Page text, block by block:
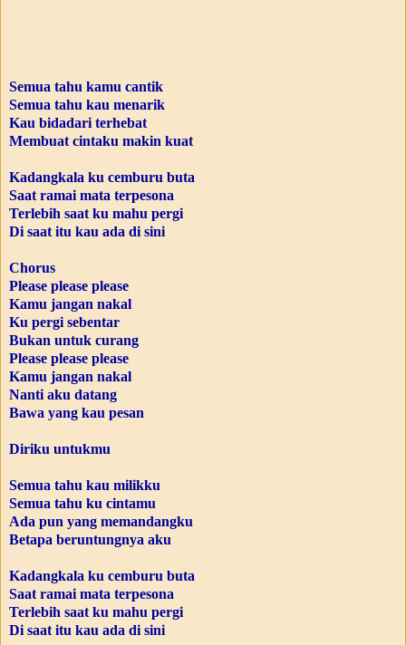
Semua tahu kamu cantik
Semua tahu kau menarik
Kau bidadari terhebat
Membuat cintaku makin kuat
Kadangkala ku cemburu buta
Saat ramai mata terpesona
Terlebih saat ku mahu pergi
Di saat itu kau ada di sini
Chorus
Please please please
Kamu jangan nakal
Ku pergi sebentar
Bukan untuk curang
Please please please
Kamu jangan nakal
Nanti aku datang
Bawa yang kau pesan
Diriku untukmu
Semua tahu kau milikku
Semua tahu ku cintamu
Ada pun yang memandangku
Betapa beruntungnya aku
Kadangkala ku cemburu buta
Saat ramai mata terpesona
Terlebih saat ku mahu pergi
Di saat itu kau ada di sini